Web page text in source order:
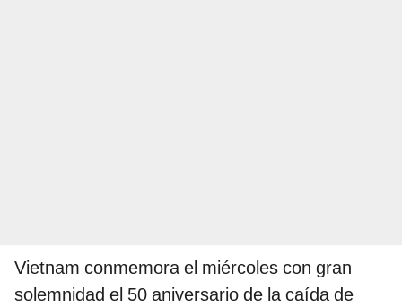
Vietnam conmemora el miércoles con gran
solemnidad el 50 aniversario de la caída de